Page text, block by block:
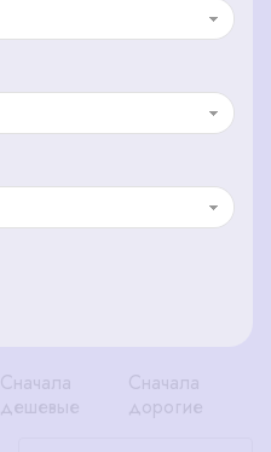
Сначала
дешевые
Сначала
дорогие